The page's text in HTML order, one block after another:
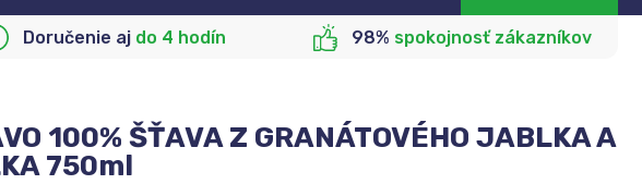
Doručenie aj do 4 hodín 98% spokojnosť zákazníkov
100% ŠŤAVA Z GRANÁTOVÉHO JABLKA A
750ml